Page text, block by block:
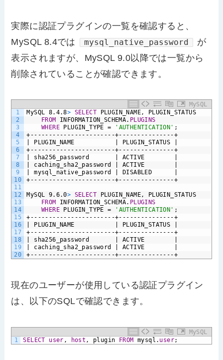
実際に認証プラグインの一覧を確認すると、
MySQL 8.4では
mysql_native_password
が
表示されますが、MySQL 9.0以降では一覧から
削除されていることが確認できます。
MySQL
1
2
3
4
5
6
7
8
9
10
11
12
13
14
15
16
17
18
19
20
MySQL 8.4.8> SELECT PLUGIN_NAME,
PLUGIN_STATUS
FROM
INFORMATION_SCHEMA. PLUGINS
WHERE
PLUGIN_TYPE = 'AUTHENTICATION' ;
+-----------------------+---------------+
PLUGIN_NAME PLUGIN_STATUS
+-----------------------+---------------+
sha256_password ACTIVE
caching_sha2_password ACTIVE
mysql_native_password DISABLED
+-----------------------+---------------+
MySQL 9.6.0> SELECT PLUGIN_NAME,
PLUGIN_STATUS
FROM
INFORMATION_SCHEMA. PLUGINS
WHERE
PLUGIN_TYPE = 'AUTHENTICATION' ;
+-----------------------+---------------+
PLUGIN_NAME PLUGIN_STATUS
+-----------------------+---------------+
sha256_password ACTIVE
caching_sha2_password ACTIVE
+-----------------------+---------------+
現在のユーザーが使用している認証プラグイン
は、以下のSQLで確認できます。
MySQL
1
SELECT user , host , plugin FROM mysql. user;